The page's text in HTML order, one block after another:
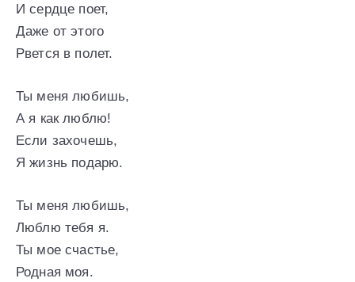
И сердце поет,
Даже от этого
Рвется в полет.
Ты меня любишь,
А я как люблю!
Если захочешь,
Я жизнь подарю.
Ты меня любишь,
Люблю тебя я.
Ты мое счастье,
Родная моя.